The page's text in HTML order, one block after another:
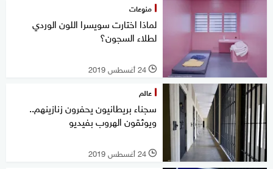
منوعات
لماذا اختارت سويسرا اللون الوردي
لطلاء السجون؟
l 24 أغسطس 2019
عالم
سجناء بريطانيون يحفرون زنازينهم..
ويوثقون الهروب بفيديو
l 24 أغسطس 2019